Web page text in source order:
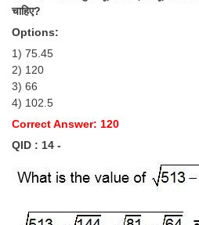
चाहिए?
Options:
1) 75.45
2) 120
3) 66
4) 102.5
Correct Answer: 120
QID : 14 -